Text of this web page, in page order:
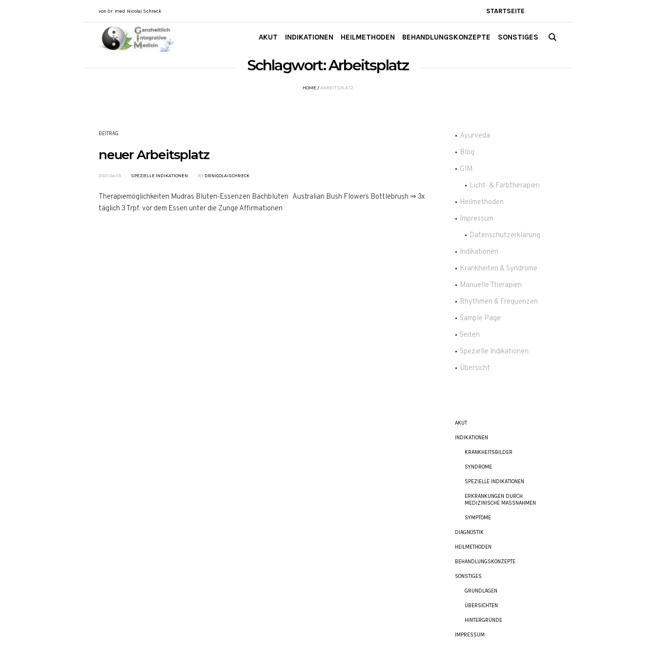
STARTSEITE
von Dr. med. Nicolai Schreck
AKUT INDIKATIONEN HEILMETHODEN BEHANDLUNGSKONZEPTE SONSTIGES
Schlagwort:Arbeitsplatz
HOME /ARBEITSPLATZ
BEITRAG
neuer Arbeitsplatz
2021-04-05 SPEZIELLE INDIKATIONEN BY DRNICOLAISCHRECK
Therapiemöglichkeiten Mudras Blüten-Essenzen Bachblüten Australian Bush Flowers Bottlebrush ⇒ 3x
täglich 3 Trpf. vor dem Essen unter die Zunge Affirmationen
Ayurveda
Blog
GIM
Licht- & Farbtherapien
Heilmethoden
Impressum
Datenschutzerklärung
Indikationen
Krankheiten & Syndrome
Manuelle Therapien
Rhythmen & Frequenzen
Sample Page
Seiten
Spezielle Indikationen
Übersicht
AKUT
INDIKATIONEN
KRANKHEITSBILDER
SYNDROME
SPEZIELLE INDIKATIONEN
ERKRANKUNGEN DURCH
MEDIZINISCHE MASSNAHMEN
SYMPTOME
DIAGNOSTIK
HEILMETHODEN
BEHANDLUNGSKONZEPTE
SONSTIGES
GRUNDLAGEN
ÜBERSICHTEN
HINTERGRÜNDE
IMPRESSUM